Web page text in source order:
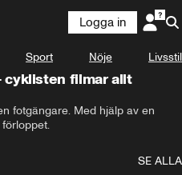
Logga in
Sport Nöje Livsstil
cyklisten filmar allt
fotgängare. Med hjälp av en
SE ALLA